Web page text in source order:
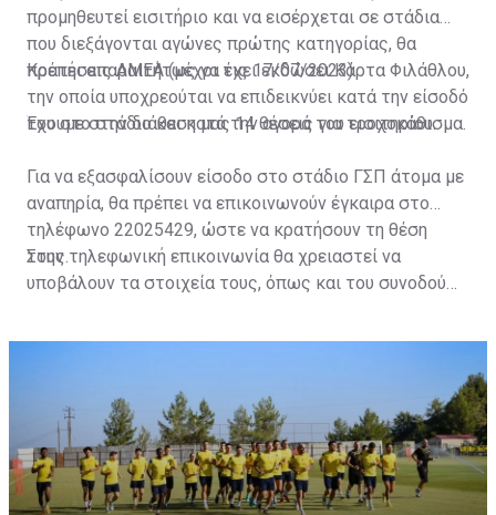
προμηθευτεί εισιτήριο και να εισέρχεται σε στάδια
που διεξάγονται αγώνες πρώτης κατηγορίας, θα
πρέπει απαραιτήτως να έχει εκδώσει Κάρτα Φιλάθλου,
την οποία υποχρεούται να επιδεικνύει κατά την είσοδό
του στο στάδιο και κατά την αγορά του εισιτηρίου.
Κρατήσεις ΑΜΕΑ (μέχρι τις 17/07/2023)
Έχουμε στην διάθεση μας 14 θέσεις για τροχοκάθισμα.
Για να εξασφαλίσουν είσοδο στο στάδιο ΓΣΠ άτομα με
αναπηρία, θα πρέπει να επικοινωνούν έγκαιρα στο
τηλέφωνο 22025429, ώστε να κρατήσουν τη θέση
τους.
Στην τηλεφωνική επικοινωνία θα χρειαστεί να
υποβάλουν τα στοιχεία τους, όπως και του συνοδού
ονοματεπώνυμο, αριθμός πινακίδας αυτοκινήτου,